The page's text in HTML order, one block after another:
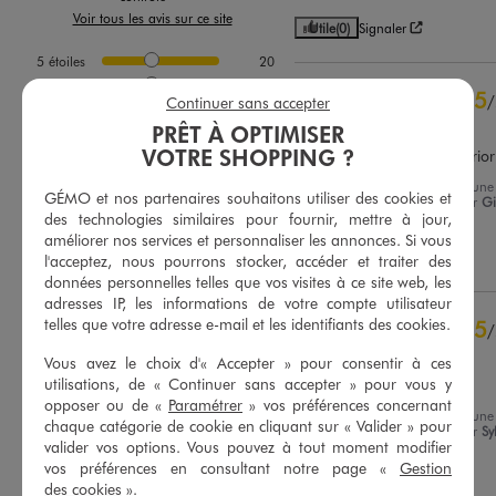
Voir tous les avis sur ce site
5 étoiles
20
4
0
0
0
Trier les avis
Utile(0) Signaler
5/
Avis vérifié et récompensé
Ma fille adore. Donc ma
, suite à une
expérience du 17/07/2026 par
B.
Utile(0) Signaler
5/
Bonne qualité
Avis du22/07/2026 , suite à une
expérience du09/07/2026 par
Utile(0) Signaler
PRÊT À OPTIMISER
VOTRE SHOPPING ?
GÉMO et nos partenaires souhaitons utiliser des cookies et
des technologies similaires pour fournir, mettre à jour,
améliorer nos services et personnaliser les annonces. Si vous
l'acceptez, nous pourrons stocker, accéder et traiter des
données personnelles telles que vos visites à ce site web, les
adresses IP, les informations de votre compte utilisateur
telles que votre adresse e-mail et les identifiants des cookies.
Vous avez le choix d'« Accepter » pour consentir à ces
utilisations, de « Continuer sans accepter » pour vous y
opposer ou de « Paramétrer » vos préférences concernant
chaque catégorie de cookie en cliquant sur « Valider » pour
valider vos options. Vous pouvez à tout moment modifier
vos préférences en consultant notre page « Gestion
des cookies ».
Continuer sans accepter